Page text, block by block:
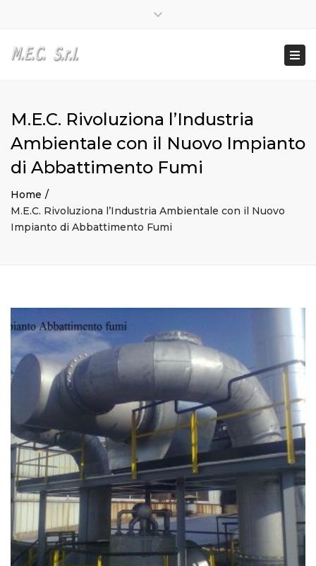
M.E.C. Rivoluziona l’Industria
Ambientale con il Nuovo Impianto
di Abbattimento Fumi
Home
M.E.C. Rivoluziona l’Industria Ambientale con il Nuovo
Impianto di Abbattimento Fumi